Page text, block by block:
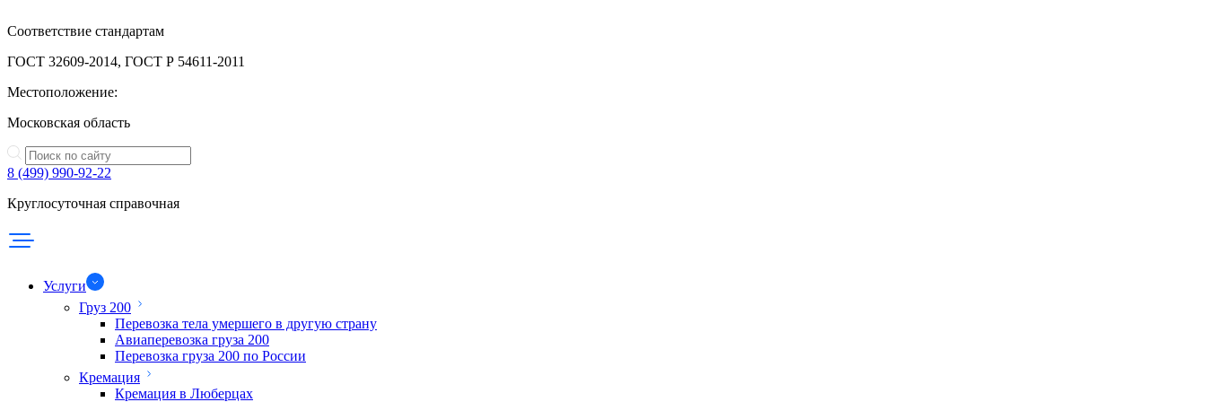
Соответствие стандартам
ГОСТ 32609-2014, ГОСТ Р 54611-2011
Местоположение:
Московская область
8 (499) 990-92-22
Круглосуточная справочная
Услуги
Груз 200
Перевозка тела умершего в другую страну
Авиаперевозка груза 200
Перевозка груза 200 по России
Кремация
Кремация в Люберцах